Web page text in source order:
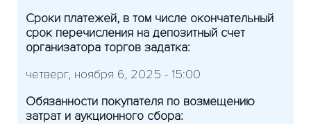
Сроки платежей, в том числе окончательный
срок перечисления на депозитный счет
организатора торгов задатка:
четверг, ноября 6, 2025 - 15:00
Обязанности покупателя по возмещению
затрат и аукционного сбора: